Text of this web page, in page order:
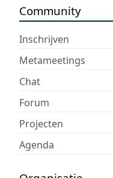
Community
Inschrijven
Metameetings
Chat
Forum
Projecten
Agenda